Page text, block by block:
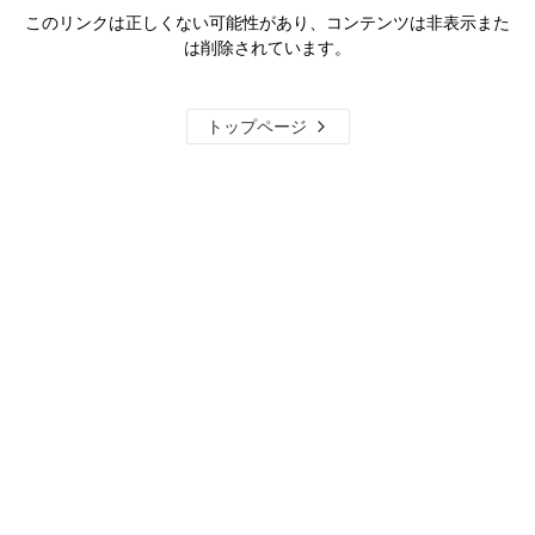
このリンクは正しくない可能性があり、コンテンツは非表示また
は削除されています。
トップページ